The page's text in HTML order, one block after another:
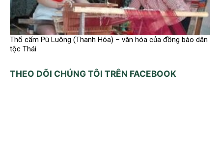
Thổ cẩm Pù Luông (Thanh Hóa) – văn hóa của đồng bào dân
tộc Thái
THEO DÕI CHÚNG TÔI TRÊN FACEBOOK